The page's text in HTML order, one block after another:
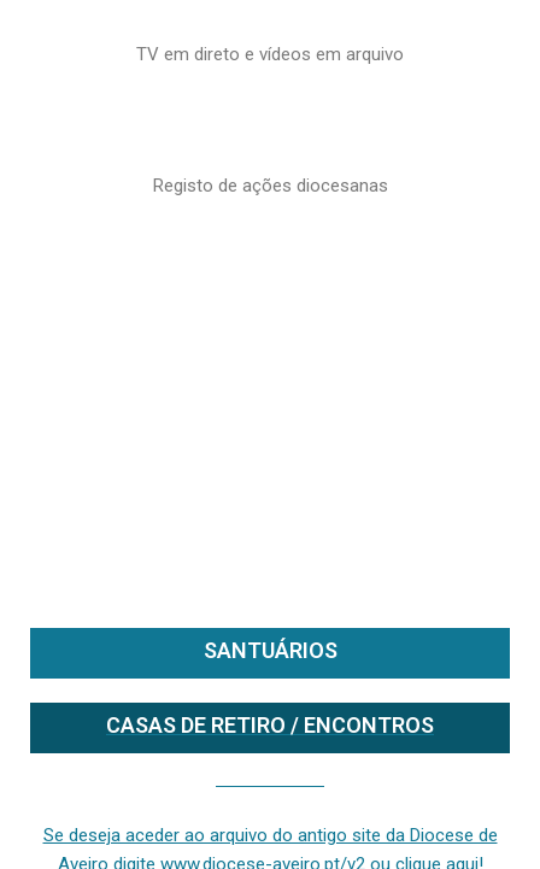
TV em direto e vídeos em arquivo
Registo de ações diocesanas
SANTUÁRIOS
CASAS DE RETIRO / ENCONTROS
Se deseja aceder ao arquivo do antigo site da Diocese de
Aveiro digite www.diocese-aveiro.pt/v2 ou clique aqui!